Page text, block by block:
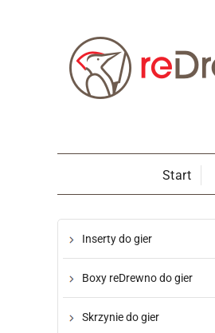
Start
Inserty do gier
Boxy reDrewno do gier
Skrzynie do gier